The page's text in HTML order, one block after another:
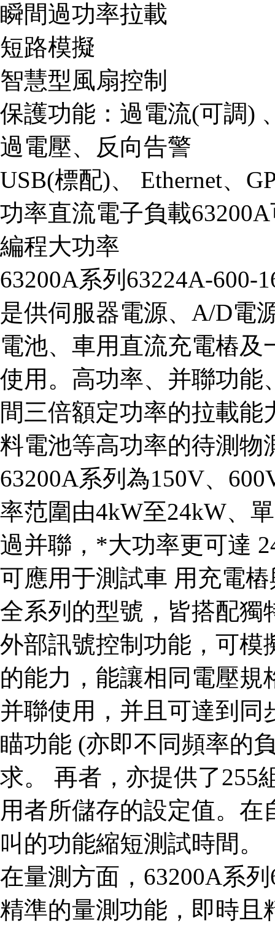
瞬間過功率拉載
短路模擬
智慧型風扇控制
保護功能：過電流(可調)
過電壓、反向告警
USB(標配)、 Ethernet、
功率直流電子負載
編程大功率
63200A系列63224A-600-
是供伺服器電源、A/D電
電池、車用直流充電樁
使用。高功率、并聯功能
間三倍額定功率的拉載
料電池等高功率的待測物
63200A系列為150V、
率范圍由4kW至24kW、
過并聯，*大功率更可達
可應用于測試車 用充電
全系列的型號，皆搭配獨
外部訊號控制功能，可模
的能力，能讓相同電壓規
并聯使用，并且可達到同
瞄功能 (亦即不同頻率的
求。 再者，亦提供了255
用者所儲存的設定值。
叫的功能縮短測試時間。
在量測方面，63200A系
精準的量測功能，即時且